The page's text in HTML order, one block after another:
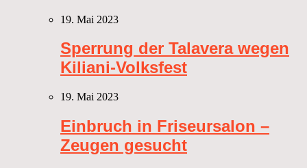
19. Mai 2023
Sperrung der Talavera wegen
Kiliani-Volksfest
19. Mai 2023
Einbruch in Friseursalon –
Zeugen gesucht